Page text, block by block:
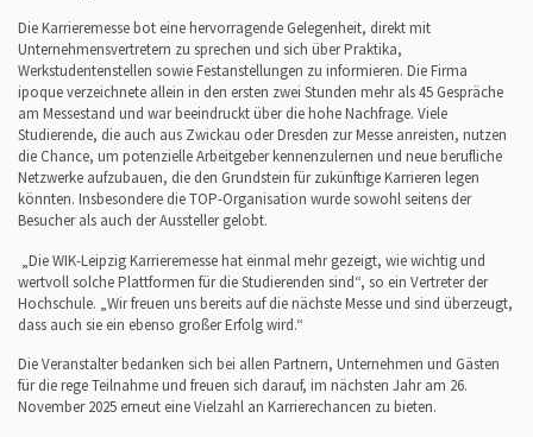
Die Karrieremesse bot eine hervorragende Gelegenheit, direkt mit
Unternehmensvertretern zu sprechen und sich über Praktika,
Werkstudentenstellen sowie Festanstellungen zu informieren. Die Firma
ipoque verzeichnete allein in den ersten zwei Stunden mehr als 45 Gespräche
am Messestand und war beeindruckt über die hohe Nachfrage. Viele
Studierende, die auch aus Zwickau oder Dresden zur Messe anreisten, nutzen
die Chance, um potenzielle Arbeitgeber kennenzulernen und neue berufliche
Netzwerke aufzubauen, die den Grundstein für zukünftige Karrieren legen
könnten. Insbesondere die TOP-Organisation wurde sowohl seitens der
Besucher als auch der Aussteller gelobt.
„Die WIK-Leipzig Karrieremesse hat einmal mehr gezeigt, wie wichtig und
wertvoll solche Plattformen für die Studierenden sind“, so ein Vertreter der
Hochschule. „Wir freuen uns bereits auf die nächste Messe und sind überzeugt,
dass auch sie ein ebenso großer Erfolg wird.“
Die Veranstalter bedanken sich bei allen Partnern, Unternehmen und Gästen
für die rege Teilnahme und freuen sich darauf, im nächsten Jahr am 26.
November 2025 erneut eine Vielzahl an Karrierechancen zu bieten.